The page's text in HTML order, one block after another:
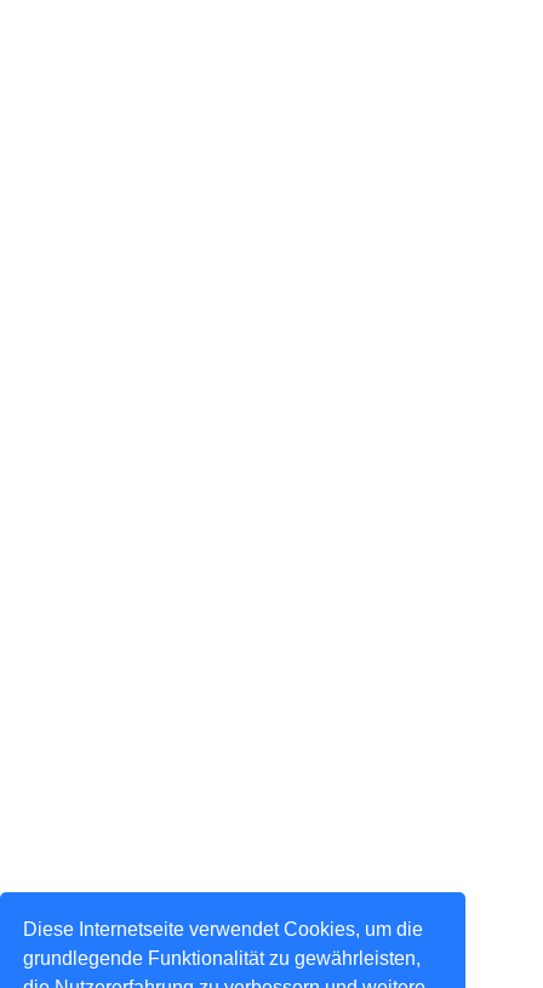
Diese Internetseite verwendet Cookies, um die
grundlegende Funktionalität zu gewährleisten,